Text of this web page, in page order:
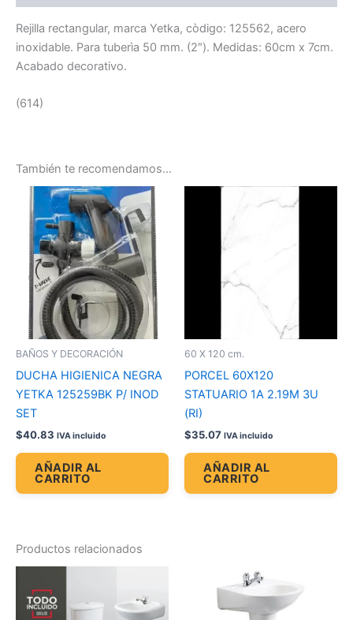
Rejilla rectangular, marca Yetka, còdigo: 125562, acero
inoxidable. Para tuberìa 50 mm. (2″). Medidas: 60cm x 7cm.
Acabado decorativo.
(614)
También te recomendamos…
BAÑOS Y DECORACIÓN
DUCHA HIGIENICA NEGRA
YETKA 125259BK P/ INOD
SET
$40.83 IVA incluido
AÑADIR AL
CARRITO
60 X 120 cm.
PORCEL 60X120
STATUARIO 1A 2.19M 3U
(RI)
$35.07 IVA incluido
AÑADIR AL
CARRITO
Productos relacionados
range:
$50.96
through